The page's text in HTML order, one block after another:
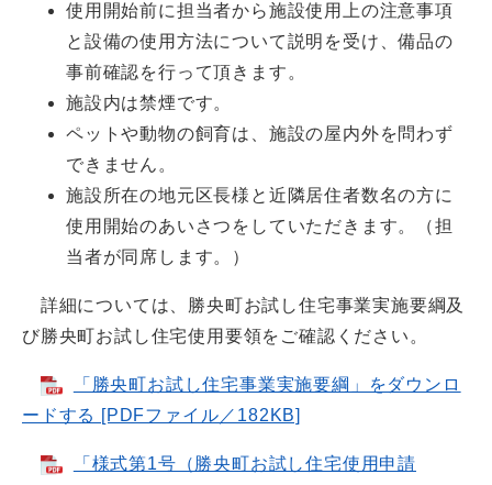
使用開始前に担当者から施設使用上の注意事項
と設備の使用方法について説明を受け、備品の
事前確認を行って頂きます。
施設内は禁煙です。
ペットや動物の飼育は、施設の屋内外を問わず
できません。
施設所在の地元区長様と近隣居住者数名の方に
使用開始のあいさつをしていただきます。（担
当者が同席します。）
詳細については、勝央町お試し住宅事業実施要綱及
び勝央町お試し住宅使用要領をご確認ください。
「勝央町お試し住宅事業実施要綱」をダウンロ
ードする [PDFファイル／182KB]
「様式第1号（勝央町お試し住宅使用申請